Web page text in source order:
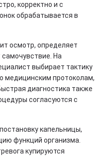
корректно и с
обрабатывается в
осмотр, определяет
На
выбирает тактику
медицинским протоколам,
диагностика также
согласуются с
капельницы,
функций организма.
купируются